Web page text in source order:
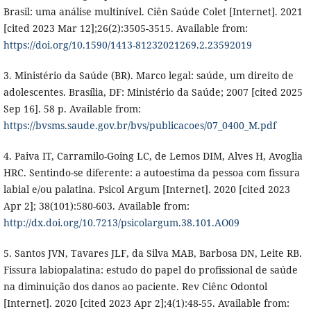
Brasil: uma análise multinível. Ciên Saúde Colet [Internet]. 2021
[cited 2023 Mar 12];26(2):3505-3515. Available from:
https://doi.org/10.1590/1413-81232021269.2.23592019
3. Ministério da Saúde (BR). Marco legal: saúde, um direito de
adolescentes. Brasília, DF: Ministério da Saúde; 2007 [cited 2025
Sep 16]. 58 p. Available from:
https://bvsms.saude.gov.br/bvs/publicacoes/07_0400_M.pdf
4. Paiva IT, Carramilo-Going LC, de Lemos DIM, Alves H, Avoglia
HRC. Sentindo-se diferente: a autoestima da pessoa com fissura
labial e/ou palatina. Psicol Argum [Internet]. 2020 [cited 2023
Apr 2]; 38(101):580-603. Available from:
http://dx.doi.org/10.7213/psicolargum.38.101.AO09
5. Santos JVN, Tavares JLF, da Silva MAB, Barbosa DN, Leite RB.
Fissura labiopalatina: estudo do papel do profissional de saúde
na diminuição dos danos ao paciente. Rev Ciênc Odontol
[Internet]. 2020 [cited 2023 Apr 2];4(1):48-55. Available from: